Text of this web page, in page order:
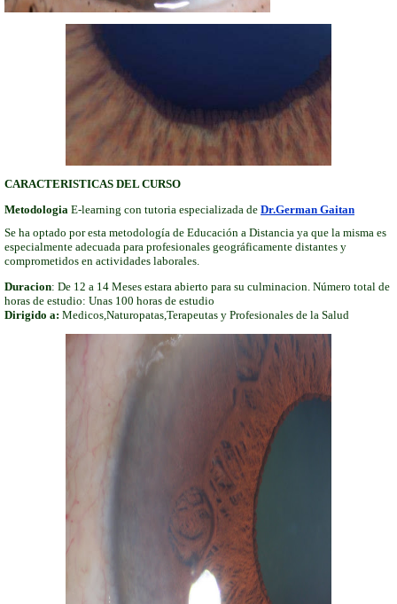
CARACTERISTICAS DEL CURSO
Metodologia E-learning con tutoria especializada de Dr.German Gaitan
Se ha optado por esta metodología de Educación a Distancia ya que la misma es
especialmente adecuada para profesionales geográficamente distantes y
comprometidos en actividades laborales.
Duracion: De 12 a 14 Meses estara abierto para su culminacion. Número total de
horas de estudio: Unas 100 horas de estudio
Dirigido a: Medicos,Naturopatas,Terapeutas y Profesionales de la Salud